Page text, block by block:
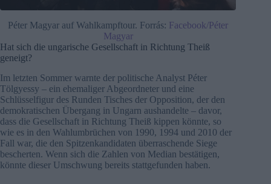
Péter Magyar auf Wahlkampftour. Forrás: Facebook/Péter
Magyar
Hat sich die ungarische Gesellschaft in Richtung Theiß
geneigt?
Im letzten Sommer warnte der politische Analyst Péter
Tölgyessy – ein ehemaliger Abgeordneter und eine
Schlüsselfigur des Runden Tisches der Opposition, der den
demokratischen Übergang in Ungarn aushandelte – davor,
dass die Gesellschaft in Richtung Theiß kippen könnte, so
wie es in den Wahlumbrüchen von 1990, 1994 und 2010 der
Fall war, die den Spitzenkandidaten überraschende Siege
bescherten. Wenn sich die Zahlen von Median bestätigen,
könnte dieser Umschwung bereits stattgefunden haben.